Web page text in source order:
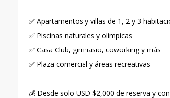
✅ Apartamentos y villas de 1, 2 y 3
✅ Piscinas naturales y olímpicas
✅ Casa Club, gimnasio, coworking y más
✅ Plaza comercial y áreas recreativas
💰 Desde solo USD $2,000 de reserva y